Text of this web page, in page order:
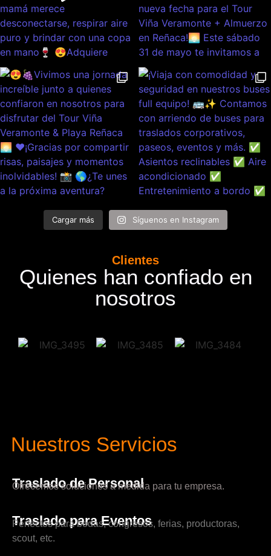
Cargar más Síguenos en Instagram
Clientes
Quienes han confiado en
nosotros
Nuestros Servicios
Traslado de Personal
Ofrecemos soluciones a medida para tu empresa.
Traslado para Eventos
Perfectos para bodas, congresos, ferias, productoras,
scout, etc.